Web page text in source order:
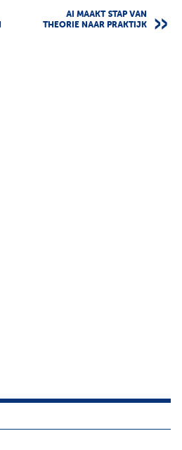
AI MAAKT STAP VAN
THEORIE NAAR PRAKTIJK